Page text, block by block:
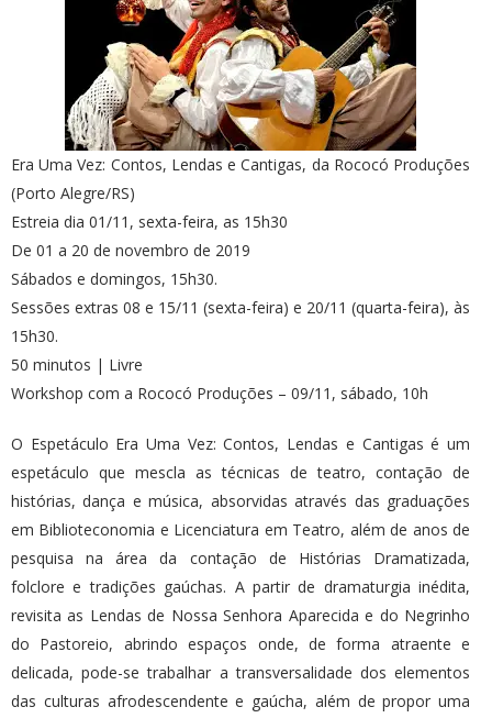
Era Uma Vez: Contos, Lendas e Cantigas, da Rococó Produções
(Porto Alegre/RS)
Estreia dia 01/11, sexta-feira, as 15h30
De 01 a 20 de novembro de 2019
Sábados e domingos, 15h30.
Sessões extras 08 e 15/11 (sexta-feira) e 20/11 (quarta-feira), às
15h30.
50 minutos | Livre
Workshop com a Rococó Produções – 09/11, sábado, 10h
O Espetáculo Era Uma Vez: Contos, Lendas e Cantigas é um
espetáculo que mescla as técnicas de teatro, contação de
histórias, dança e música, absorvidas através das graduações
em Biblioteconomia e Licenciatura em Teatro, além de anos de
pesquisa na área da contação de Histórias Dramatizada,
folclore e tradições gaúchas. A partir de dramaturgia inédita,
revisita as Lendas de Nossa Senhora Aparecida e do Negrinho
do Pastoreio, abrindo espaços onde, de forma atraente e
delicada, pode-se trabalhar a transversalidade dos elementos
das culturas afrodescendente e gaúcha, além de propor uma